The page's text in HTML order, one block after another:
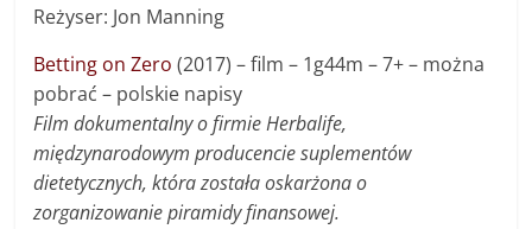
Reżyser: Jon Manning
Betting on Zero (2017) – film – 1g44m – 7+ – można
pobrać – polskie napisy
Film dokumentalny o firmie Herbalife,
międzynarodowym producencie suplementów
dietetycznych, która została oskarżona o
zorganizowanie piramidy finansowej.